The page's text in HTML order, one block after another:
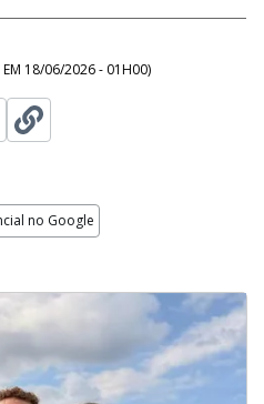
18/06/2026 - 01H00)
no Google